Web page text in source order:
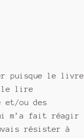
puisque le livre
le lire
et/ou des
m’a fait réagir
résister à